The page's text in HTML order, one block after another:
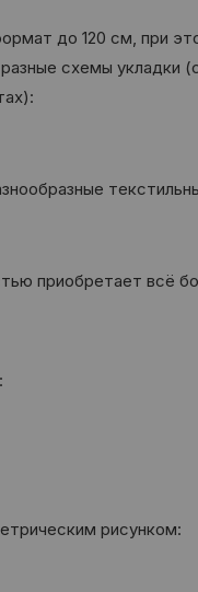
до 120 см, при
схемы укладки
приобретает всё
рисунком: